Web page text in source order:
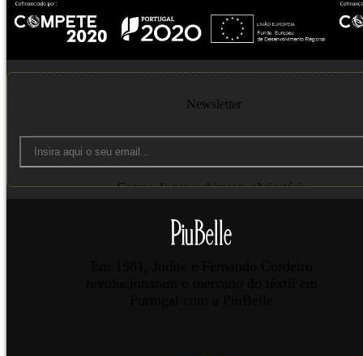
Newsletter
Campo de preenchimento obrigatório.
Enviar